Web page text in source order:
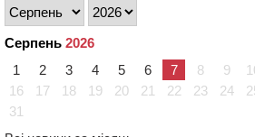
Серпень 2026
1
2 3 4 5 6 7 8 9
16
17 18 19 20 21 22 23 24
31